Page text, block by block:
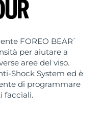
FOREO BEAR ™
per aiutare a
aree del viso.
Shock System ed è
di programmare
facciali.